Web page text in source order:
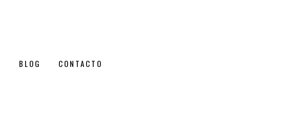
BLOG CONTACTO